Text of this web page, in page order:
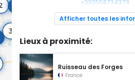
+330558734379
Espèces de
Truite Fario
catégorie piscicole à cet emplacement.
Afficher toutes les
Lieux à proximité:
Ruisseau des Forges
France